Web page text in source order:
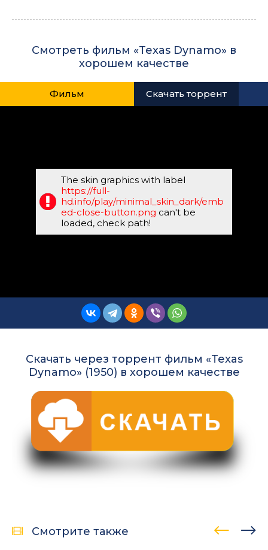
Смотреть фильм «Texas Dynamo» в
хорошем качестве
Фильм Скачать торрент
The skin graphics with label
https://full-
hd.info/play/minimal_skin_dark/emb
ed-close-button.png can't be
loaded, check path!
Скачать через торрент фильм «Texas
Dynamo» (1950) в хорошем качестве
Смотрите также